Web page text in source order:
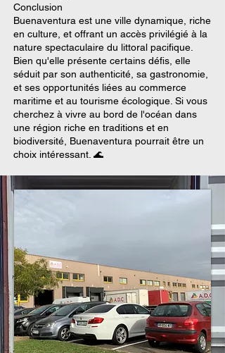
Conclusion
Buenaventura est une ville dynamique, riche
en culture, et offrant un accès privilégié à la
nature spectaculaire du littoral pacifique.
Bien qu'elle présente certains défis, elle
séduit par son authenticité, sa gastronomie,
et ses opportunités liées au commerce
maritime et au tourisme écologique. Si vous
cherchez à vivre au bord de l'océan dans
une région riche en traditions et en
biodiversité, Buenaventura pourrait être un
choix intéressant. 🌊